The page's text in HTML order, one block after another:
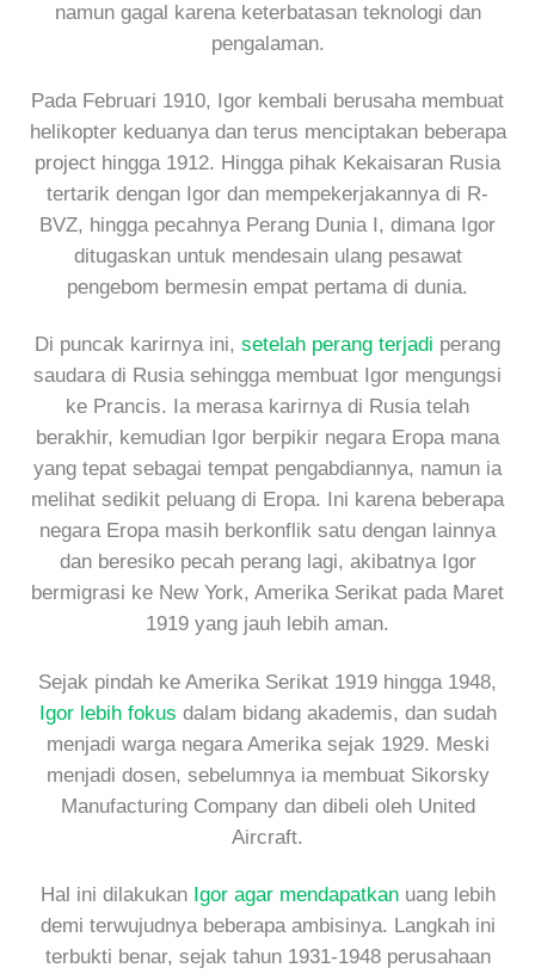
namun gagal karena keterbatasan teknologi dan
pengalaman.
Pada Februari 1910, Igor kembali berusaha membuat
helikopter keduanya dan terus menciptakan beberapa
project hingga 1912. Hingga pihak Kekaisaran Rusia
tertarik dengan Igor dan mempekerjakannya di R-
BVZ, hingga pecahnya Perang Dunia I, dimana Igor
ditugaskan untuk mendesain ulang pesawat
pengebom bermesin empat pertama di dunia.
Di puncak karirnya ini, setelah perang terjadi perang
saudara di Rusia sehingga membuat Igor mengungsi
ke Prancis. Ia merasa karirnya di Rusia telah
berakhir, kemudian Igor berpikir negara Eropa mana
yang tepat sebagai tempat pengabdiannya, namun ia
melihat sedikit peluang di Eropa. Ini karena beberapa
negara Eropa masih berkonflik satu dengan lainnya
dan beresiko pecah perang lagi, akibatnya Igor
bermigrasi ke New York, Amerika Serikat pada Maret
1919 yang jauh lebih aman.
Sejak pindah ke Amerika Serikat 1919 hingga 1948,
Igor lebih fokus dalam bidang akademis, dan sudah
menjadi warga negara Amerika sejak 1929. Meski
menjadi dosen, sebelumnya ia membuat Sikorsky
Manufacturing Company dan dibeli oleh United
Aircraft.
Hal ini dilakukan Igor agar mendapatkanuang lebih
demi terwujudnya beberapa ambisinya. Langkah ini
terbukti benar, sejak tahun 1931-1948 perusahaan